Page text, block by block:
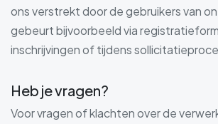
ons verstrekt door de gebruikers van
gebeurt bijvoorbeeld via
inschrijvingen of tijdens
Heb je vragen?
Voor vragen of klachten over de